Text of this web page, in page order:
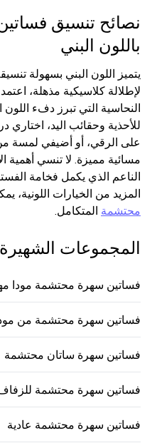
نصائح تنسيق
باللون البني
يتميز اللون البني بسهولة
لإطلالة كلاسيكية مذهلة،
النحاسية التي تبرز دفء
للأحذية وحقائب اليد، اختاري
على الرقي، أو أضيفي لمسة من
مسائية مميزة. لا تنسي أهمية
الناعم الذي يكمل فخامة
المزيد من الخيارات اللونية،
محتشمة المتكامل.
المجموعات الشهيرة
فساتين سهرة محتشمة مودا
فساتين سهرة محتشمة من
فساتين سهرة ساتان محتشمة
فساتين سهرة محتشمة
فساتين سهرة محتشمة عادية